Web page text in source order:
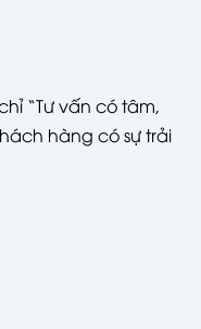
“Tư vấn có tâm,
hàng có sự trải